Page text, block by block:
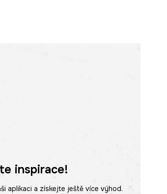
inspirace!
aplikaci a získejte ještě více výhod.